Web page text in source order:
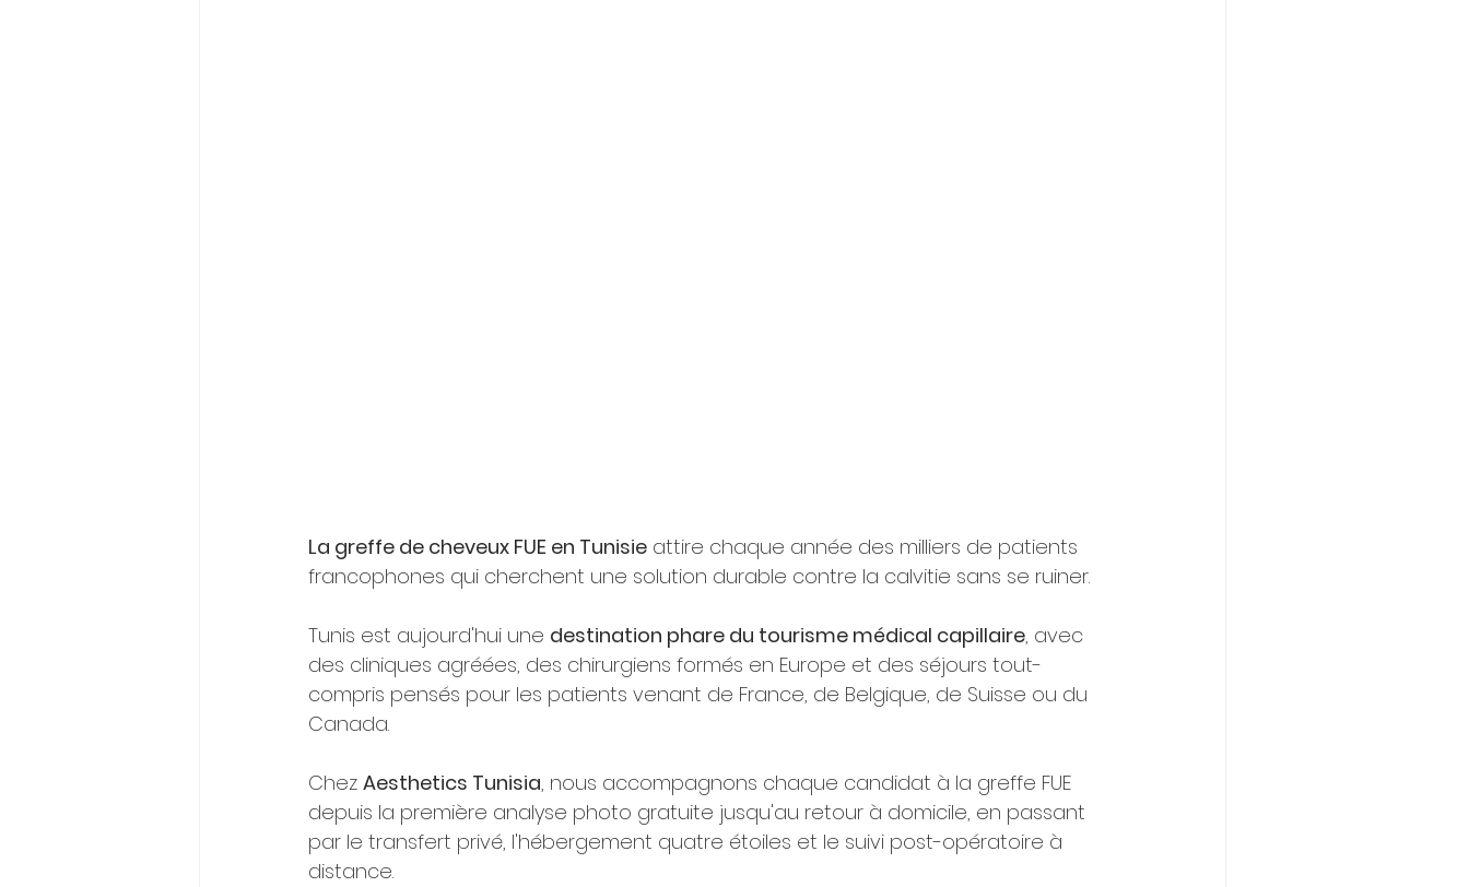
La greffe de cheveux FUE en Tunisie attire chaque année des milliers de patients
francophones qui cherchent une solution durable contre la calvitie sans se ruiner.
Tunis est aujourd'hui une destination phare du tourisme médical capillaire, avec
des cliniques agréées, des chirurgiens formés en Europe et des séjours tout-
compris pensés pour les patients venant de France, de Belgique, de Suisse ou du
Canada.
Chez Aesthetics Tunisia, nous accompagnons chaque candidat à la greffe FUE
depuis la première analyse photo gratuite jusqu'au retour à domicile, en passant
par le transfert privé, l'hébergement quatre étoiles et le suivi post-opératoire à
distance.